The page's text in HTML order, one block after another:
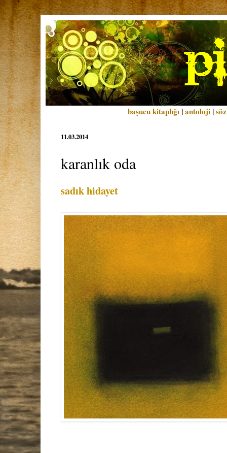
başucu kitaplığı |antoloji |
11.03.2014
karanlık oda
sadık hidayet